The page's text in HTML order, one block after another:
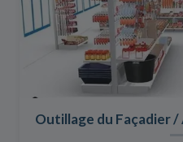
Outillage du Façadier